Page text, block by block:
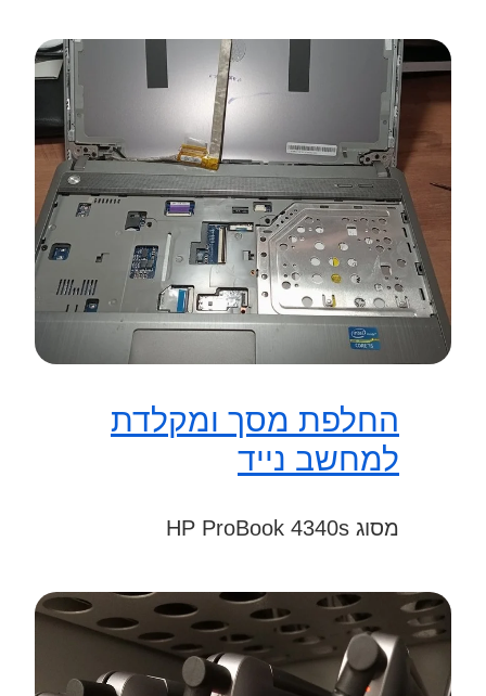
החלפת מסך ומקלדת
למחשב נייד
מסוג HP ProBook 4340s